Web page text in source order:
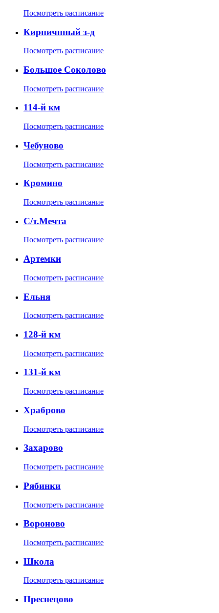
Посмотреть расписание
Кирпичнный з-д
Посмотреть расписание
Большое Соколово
Посмотреть расписание
114-й км
Посмотреть расписание
Чебуново
Посмотреть расписание
Кромино
Посмотреть расписание
С/т.Мечта
Посмотреть расписание
Артемки
Посмотреть расписание
Ельня
Посмотреть расписание
128-й км
Посмотреть расписание
131-й км
Посмотреть расписание
Храброво
Посмотреть расписание
Захарово
Посмотреть расписание
Рябинки
Посмотреть расписание
Вороново
Посмотреть расписание
Школа
Посмотреть расписание
Преснецово